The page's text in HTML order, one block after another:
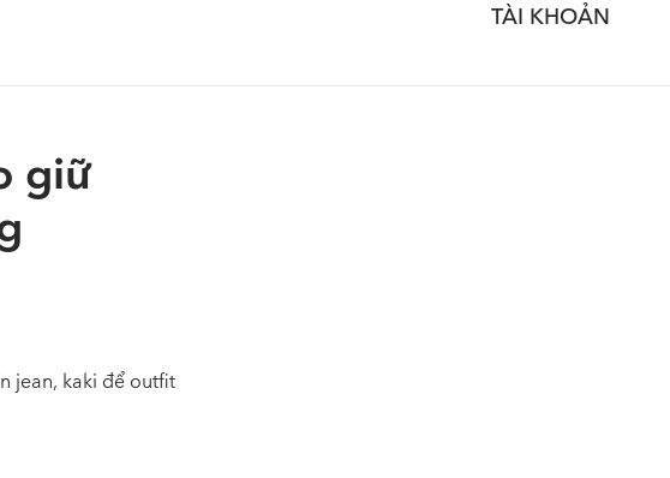
TÀI KHOẢN
giữ
jean, kaki để outfit